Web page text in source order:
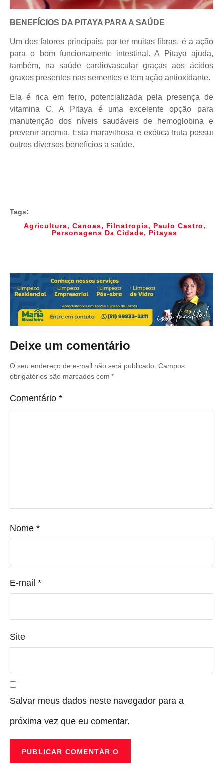
BENEFÍCIOS DA PITAYA PARA A SAÚDE
Um dos fatores principais, por ter muitas fibras, é a ação
para o bom funcionamento intestinal. A Pitaya ajuda,
também, na saúde cardiovascular graças aos ácidos
graxos presentes nas sementes e tem ação antioxidante.
Ela é rica em ferro, potencializada pela presença de
vitamina C. A Pitaya é uma excelente opção para
manutenção dos níveis saudáveis de hemoglobina e
prevenir anemia. Esta maravilhosa e exótica fruta possui
outros diversos benefícios a saúde.
Tags:
Agricultura, Canoas, Filnatropia, Paulo Castro,
Personagens Da Cidade, Pitayas
Deixe um comentário
O seu endereço de e-mail não será publicado. Campos
obrigatórios são marcados com *
Comentário *
Nome *
E-mail *
Site
Salvar meus dados neste navegador para a
próxima vez que eu comentar.